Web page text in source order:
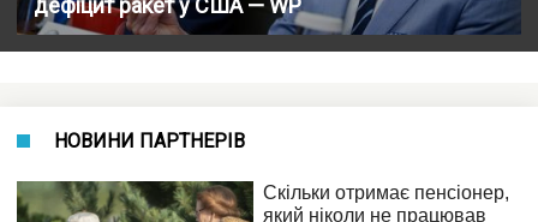
дефіцит ракет у США — WP
НОВИНИ ПАРТНЕРІВ